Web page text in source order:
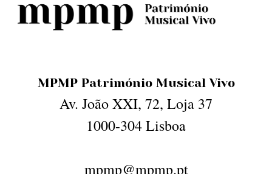
MPMP Património Musical Vivo
Av. João XXI, 72, Loja 37
1000-304 Lisboa
mpmp@mpmp.pt